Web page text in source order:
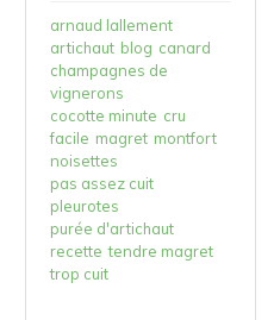
arnaud lallement
artichaut blog canard
champagnes de
vignerons
cocotte minute cru
facile magret montfort
noisettes
pas assez cuit
pleurotes
purée d'artichaut
recette tendre magret
trop cuit